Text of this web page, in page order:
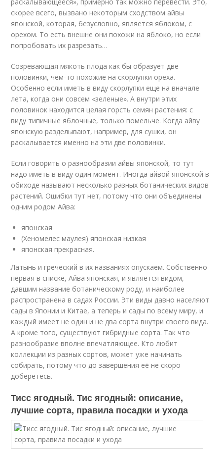
скорее всего, вызвано некоторым сходством айвы
японской, которая, безусловно, является яблоком, с
орехом. То есть внешне они похожи на яблоко, но если
попробовать их разрезать…
Созревающая мякоть плода как бы образует две
половинки, чем-то похожие на скорлупки ореха.
Особенно если иметь в виду скорлупки еще на вначале
лета, когда они совсем «зеленые». А внутри этих
половинок находится целая горсть семян растения: с
виду типичные яблочные, только помельче. Когда айву
японскую разделывают, например, для сушки, он
раскалывается именно на эти две половинки.
Если говорить о разнообразии айвы японской, то тут
надо иметь в виду один момент. Иногда айвой японской в
обиходе называют несколько разных ботанических видов
растений. Ошибки тут нет, потому что они объединены
одним родом Айва:
японская
(Хеномелес маулея) японская низкая
японская прекрасная.
Латынь и греческий в их названиях опускаем. Собственно
первая в списке, Айва японская, и является видом,
давшим название ботаническому роду, и наиболее
распространена в садах России. Эти виды давно населяют
сады в Японии и Китае, а теперь и сады по всему миру, и
каждый имеет не один и не два сорта внутри своего вида.
А кроме того, существуют гибридные сорта. Так что
разнообразие вполне впечатляющее. Кто любит
коллекции из разных сортов, может уже начинать
собирать, потому что до завершения её не скоро
доберетесь.
Тисс ягодный. Тис ягодный: описание,
лучшие сорта, правила посадки и ухода